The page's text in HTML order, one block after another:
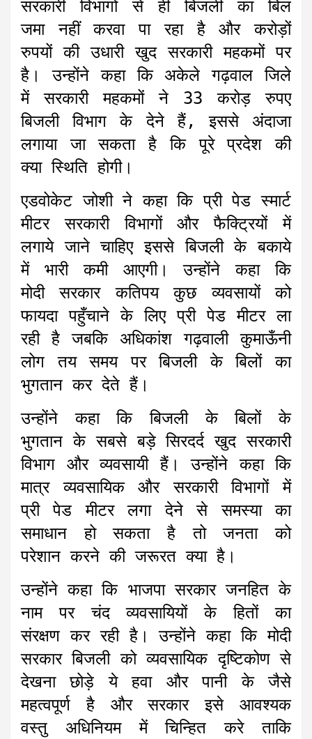
p
p
o
k
g
e
r
r
a
m
सरकारी विभागों से ही बिजली का बिल
जमा नहीं करवा पा रहा है और करोड़ों
रुपयों की उधारी खुद सरकारी महकमों पर
है। उन्होंने कहा कि अकेले गढ़वाल जिले
में सरकारी महकमों ने 33 करोड़ रुपए
बिजली विभाग के देने हैं, इससे अंदाजा
लगाया जा सकता है कि पूरे प्रदेश की
क्या स्थिति होगी।
एडवोकेट जोशी ने कहा कि प्री पेड स्मार्ट
मीटर सरकारी विभागों और फैक्ट्रियों में
लगाये जाने चाहिए इससे बिजली के बकाये
में भारी कमी आएगी। उन्होंने कहा कि
मोदी सरकार कतिपय कुछ व्यवसायों को
फायदा पहुँचाने के लिए प्री पेड मीटर ला
रही है जबकि अधिकांश गढ़वाली कुमाऊँनी
लोग तय समय पर बिजली के बिलों का
भुगतान कर देते हैं।
उन्होंने कहा कि बिजली के बिलों के
भुगतान के सबसे बड़े सिरदर्द खुद सरकारी
विभाग और व्यवसायी हैं। उन्होंने कहा कि
मात्र व्यवसायिक और सरकारी विभागों में
प्री पेड मीटर लगा देने से समस्या का
समाधान हो सकता है तो जनता को
परेशान करने की जरूरत क्या है।
उन्होंने कहा कि भाजपा सरकार जनहित के
नाम पर चंद व्यवसायियों के हितों का
संरक्षण कर रही है। उन्होंने कहा कि मोदी
सरकार बिजली को व्यवसायिक दृष्टिकोण से
देखना छोड़े ये हवा और पानी के जैसे
महत्वपूर्ण है और सरकार इसे आवश्यक
वस्तु अधिनियम में चिन्हित करे ताकि